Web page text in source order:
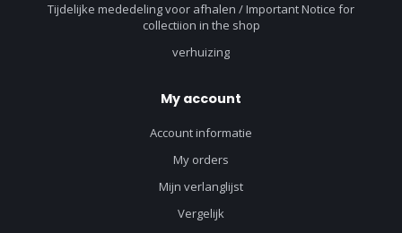
Tijdelijke mededeling voor afhalen / Important Notice for
collectiion in the shop
verhuizing
My account
Account informatie
My orders
Mijn verlanglijst
Vergelijk